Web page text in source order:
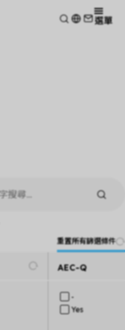
選單
重置所有篩選條件
AEC-Q
-
Yes